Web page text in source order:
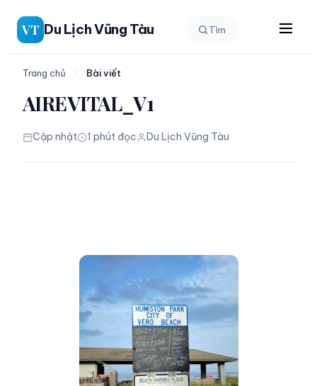
Chuyển
đến
phần
dung
VT Du Lịch Vũng Tàu Tìm
Trang chủ / Bài viết
AIREVITAL_V1
Cập nhật 1 phút đọc Du Lịch Vũng Tàu